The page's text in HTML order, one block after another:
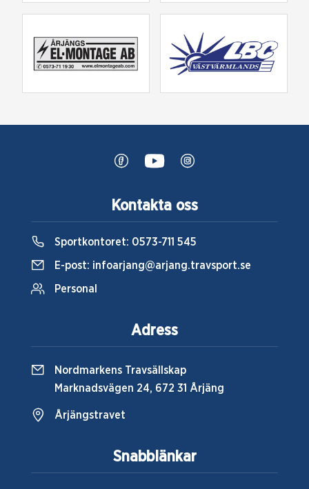
Snabblänkar
Kontakta oss
Sportkontoret: 0573-711 545
E-post: infoarjang@arjang.travsport.se
Personal
Adress
Nordmarkens Travsällskap
Marknadsvägen 24, 672 31 Årjäng
Årjängstravet